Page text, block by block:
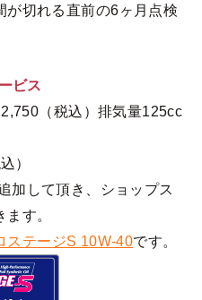
が切れる直前の6ヶ月点検
ビス
（税込）排気量125cc
）
加して頂き、ショップス
す。
ステージS 10W-40です。